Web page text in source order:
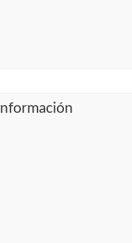
Información